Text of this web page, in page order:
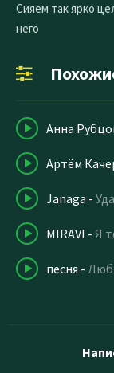
Сияем так ярко
него
Анна
Артём
Janaga -
MIRAVI - Я
песня - Люби